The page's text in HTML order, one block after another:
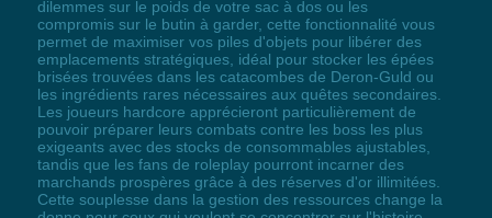
dilemmes sur le poids de votre sac à dos ou les
compromis sur le butin à garder, cette fonctionnalité vous
permet de maximiser vos piles d'objets pour libérer des
emplacements stratégiques, idéal pour stocker les épées
brisées trouvées dans les catacombes de Deron-Guld ou
les ingrédients rares nécessaires aux quêtes secondaires.
Les joueurs hardcore apprécieront particulièrement de
pouvoir préparer leurs combats contre les boss les plus
exigeants avec des stocks de consommables ajustables,
tandis que les fans de roleplay pourront incarner des
marchands prospères grâce à des réserves d'or illimitées.
Cette souplesse dans la gestion des ressources change la